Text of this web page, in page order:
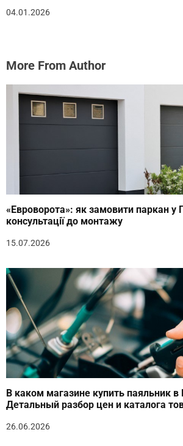
04.01.2026
More From Author
«Евроворота»: як замовити паркан у
консультації до монтажу
15.07.2026
В каком магазине купить паяльник в
Детальный разбор цен и каталога
26.06.2026